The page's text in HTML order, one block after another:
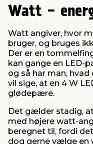
Watt -
Watt angiver, hvor
bruger, og bruges
Der er en
kan gange en LED-
og så har man,
vil sige, at en 4 W
glødepære.
Det gælder stadig,
med højere watt-
beregnet til, fordi
dog gerne vælge en